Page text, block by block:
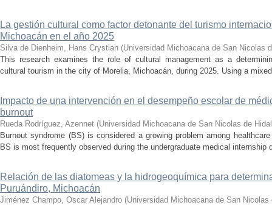
La gestión cultural como factor detonante del turismo
Michoacán en el año 2025
Silva de Dienheim, Hans Crystian (Universidad Michoacana de San Nicolas
This research examines the role of cultural management as a
cultural tourism in the city of Morelia, Michoacán, during 2025. Using a
Impacto de una intervención en el desempeño escolar de
burnout
Rueda Rodríguez, Azennet (Universidad Michoacana de San Nicolas de
Burnout syndrome (BS) is considered a growing problem among
BS is most frequently observed during the undergraduate medical
Relación de las diatomeas y la hidrogeoquímica para
Puruándiro, Michoacán
Jiménez Champo, Oscar Alejandro (Universidad Michoacana de San Nicolas